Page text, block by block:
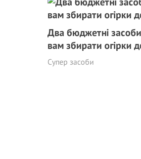
Два бюджетні
вам збирати огірки
Супер засоби